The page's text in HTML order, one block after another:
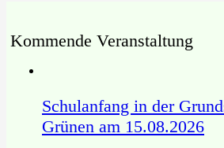
Kommende Veranstaltung
Schulanfang in der
Grünen am 15.08.2026